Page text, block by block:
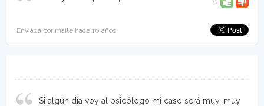
Enviada por maite hace 10 años
Si algún día voy al psicólogo mi caso será muy, muy